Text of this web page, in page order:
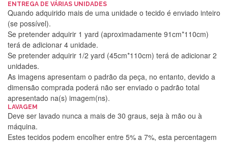
ENTREGA DE VÁRIAS UNIDADES
Quando adquirido mais de uma unidade o tecido é enviado inteiro
(se possível).
Se pretender adquirir 1 yard (aproximadamente 91cm*110cm)
terá de adicionar 4 unidade.
Se pretender adquirir 1/2 yard (45cm*110cm) terá de adicionar 2
unidades.
As imagens apresentam o padrão da peça, no entanto, devido a
dimensão comprada poderá não ser enviado o padrão total
apresentado na(s) imagem(ns).
LAVAGEM
Deve ser lavado nunca a mais de 30 graus, seja à mão ou à
máquina.
Estes tecidos podem encolher entre 5% a 7%, esta percentagem